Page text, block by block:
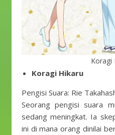
Koragi
Koragi Hikaru
Pengisi Suara: Rie
Seorang pengisi suara
sedang meningkat. Ia
ini di mana orang dinilai